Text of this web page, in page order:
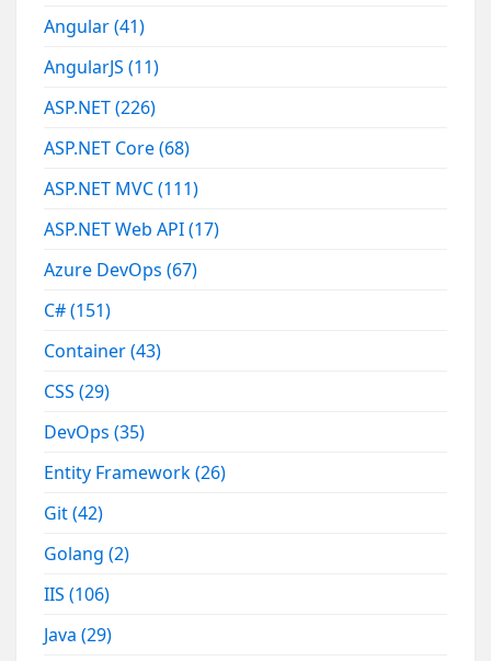
Angular(41)
AngularJS(11)
ASP.NET(226)
ASP.NET Core(68)
ASP.NET MVC(111)
ASP.NET Web API(17)
Azure DevOps(67)
C#(151)
Container(43)
CSS(29)
DevOps(35)
Entity Framework(26)
Git(42)
Golang(2)
IIS(106)
Java(29)